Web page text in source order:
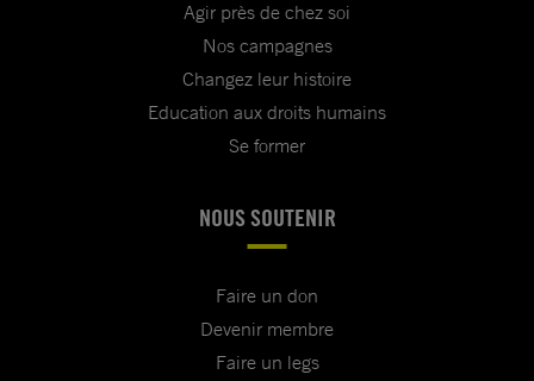
Agir près de chez soi
Nos campagnes
Changez leur histoire
Education aux droits humains
Se former
NOUS SOUTENIR
Faire un don
Devenir membre
Faire un legs